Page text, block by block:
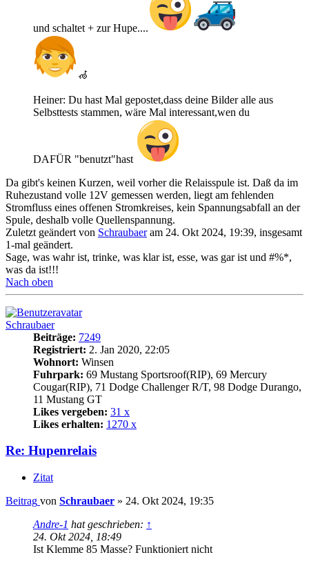
und schaltet + zur Hupe....
‍🦽
Heiner: Du hast Mal gepostet,dass deine Bilder alle aus
Selbsttests stammen, wäre Mal interessant,wen du
DAFÜR "benutzt"hast
Da gibt's keinen Kurzen, weil vorher die Relaisspule ist. Daß da im
Ruhezustand volle 12V gemessen werden, liegt am fehlenden
Stromfluss eines offenen Stromkreises, kein Spannungsabfall an der
Spule, deshalb volle Quellenspannung.
Zuletzt geändert von Schraubaeram 24. Okt 2024, 19:39, insgesamt
1-mal geändert.
Sage, was wahr ist, trinke, was klar ist, esse, was gar ist und #%*,
was da ist!!!
Nach oben
Schraubaer
Beiträge: 7249
Registriert: 2. Jan 2020, 22:05
Wohnort: Winsen
Fuhrpark: 69 Mustang Sportsroof(RIP), 69 Mercury
Cougar(RIP), 71 Dodge Challenger R/T, 98 Dodge Durango,
11 Mustang GT
Likes vergeben: 31 x
Likes erhalten: 1270 x
Re: Hupenrelais
Zitat
Beitrag von Schraubaer » 24. Okt 2024, 19:35
Andre-1 hat geschrieben: ↑
24. Okt 2024, 18:49
Ist Klemme 85 Masse? Funktioniert nicht